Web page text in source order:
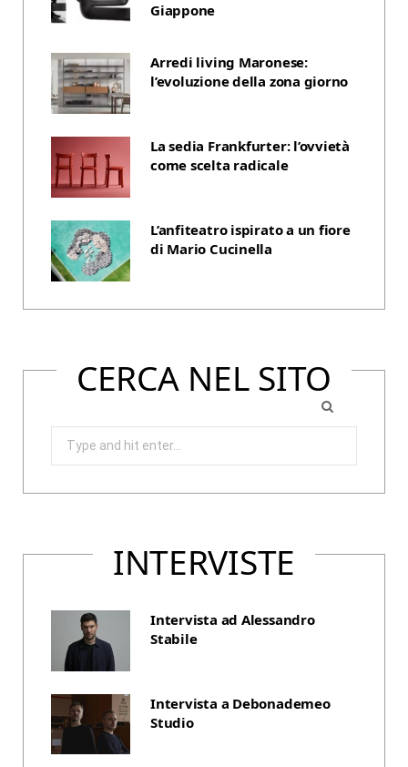
Giappone
Arredi living Maronese:
l’evoluzione della zona giorno
La sedia Frankfurter: l’ovvietà
come scelta radicale
L’anfiteatro ispirato a un fiore
di Mario Cucinella
CERCA NEL SITO
Search
INTERVISTE
Intervista ad Alessandro
Stabile
Intervista a Debonademeo
Studio